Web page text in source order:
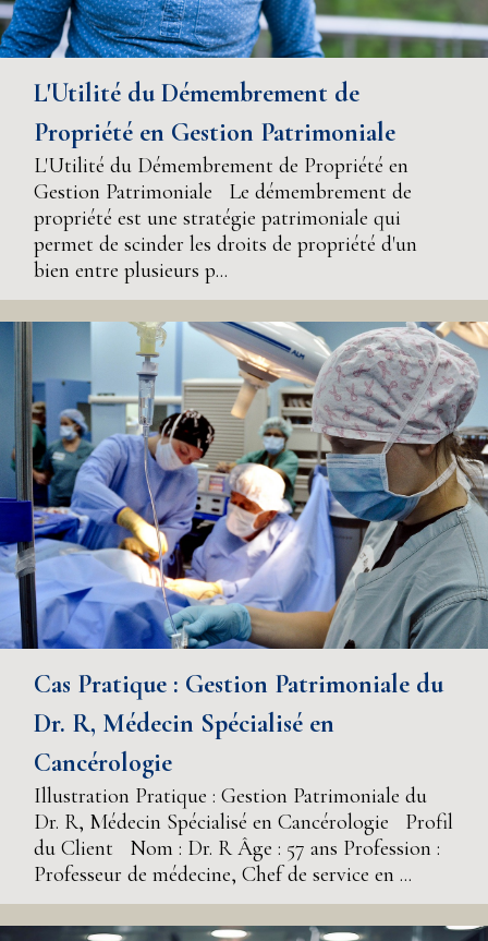
L'Utilité du Démembrement de
Propriété en Gestion Patrimoniale
L'Utilité du Démembrement de Propriété en
Gestion Patrimoniale Le démembrement de
propriété est une stratégie patrimoniale qui
permet de scinder les droits de propriété d'un
bien entre plusieurs p...
Cas Pratique : Gestion Patrimoniale du
Dr. R, Médecin Spécialisé en
Cancérologie
Illustration Pratique : Gestion Patrimoniale du
Dr. R, Médecin Spécialisé en Cancérologie Profil
du Client Nom : Dr. R Âge : 57 ans Profession :
Professeur de médecine, Chef de service en ...